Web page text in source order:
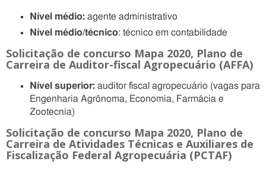
Nível médio: agente administrativo
Nível médio/técnico: técnico em contabilidade
Solicitação de concurso Mapa 2020, Plano de
Carreira de Auditor-fiscal Agropecuário (AFFA)
Nível superior: auditor fiscal agropecuário (vagas para
Engenharia Agrônoma, Economia, Farmácia e
Zootecnia)
Solicitação de concurso Mapa 2020, Plano de
Carreira de Atividades Técnicas e Auxiliares de
Fiscalização Federal Agropecuária (PCTAF)